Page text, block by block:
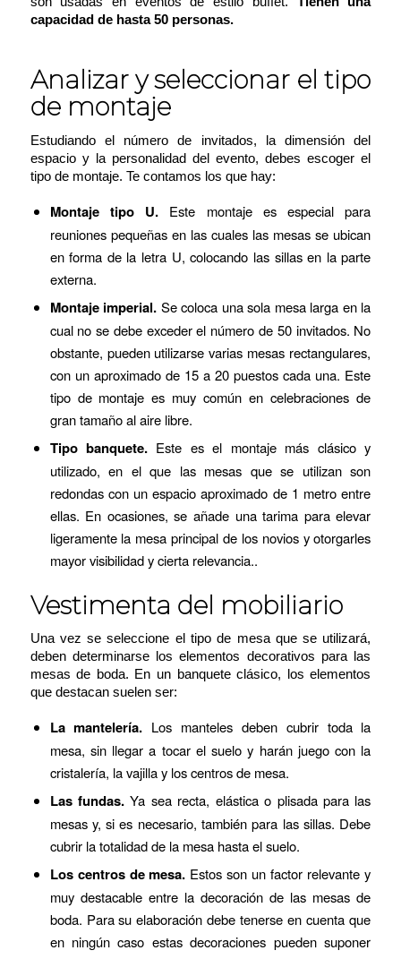
capacidad de hasta 50 personas.
Analizar y seleccionar el tipo
de montaje
Estudiando el número de invitados, la dimensión del
espacio y la personalidad del evento, debes escoger el
tipo de montaje. Te contamos los que hay:
Montaje tipo U. Este montaje es especial para
reuniones pequeñas en las cuales las mesas se ubican
en forma de la letra U, colocando las sillas en la parte
externa.
Montaje imperial. Se coloca una sola mesa larga en la
cual no se debe exceder el número de 50 invitados. No
obstante, pueden utilizarse varias mesas rectangulares,
con un aproximado de 15 a 20 puestos cada una. Este
tipo de montaje es muy común en celebraciones de
gran tamaño al aire libre.
Tipo banquete. Este es el montaje más clásico y
utilizado, en el que las mesas que se utilizan son
redondas con un espacio aproximado de 1 metro entre
ellas. En ocasiones, se añade una tarima para elevar
ligeramente la mesa principal de los novios y otorgarles
mayor visibilidad y cierta relevancia..
Vestimenta del mobiliario
Una vez se seleccione el tipo de mesa que se utilizará,
deben determinarse los elementos decorativos para las
mesas de boda. En un banquete clásico, los elementos
que destacan suelen ser:
La mantelería. Los manteles deben cubrir toda la
mesa, sin llegar a tocar el suelo y harán juego con la
cristalería, la vajilla y los centros de mesa.
Las fundas.Ya sea recta, elástica o plisada para las
mesas y, si es necesario, también para las sillas. Debe
cubrir la totalidad de la mesa hasta el suelo.
Los centros de mesa. Estos son un factor relevante y
muy destacable entre la decoración de las mesas de
boda. Para su elaboración debe tenerse en cuenta que
en ningún caso estas decoraciones pueden suponer